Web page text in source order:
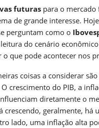
futuras para o mercado
de grande interesse.
perguntam como o
do cenário
o que pode acontecer nos
coisas a considerar
O crescimento do PIB, a
diretamente o
crescendo, geralmente, há
lado, uma inflação alta